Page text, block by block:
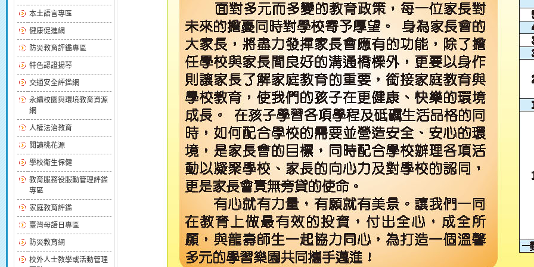
本土語言專區
健康促進網
防災教育評鑑專區
特色認證揚琴
交通安全評鑑網
永續校園與環境教育資源
網
人權法治教育
閱讀桃花源
學校衛生保健
教育服務役服勤管理評鑑
專區
家庭教育評鑑
臺灣母語日專區
防災教育網
校外人士教學或活動管理